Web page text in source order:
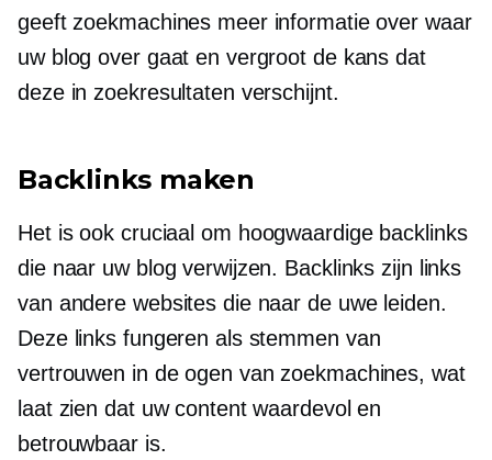
geeft zoekmachines meer informatie over waar
uw blog over gaat en vergroot de kans dat
deze in zoekresultaten verschijnt.
Backlinks maken
Het is ook cruciaal om hoogwaardigebacklinks
die naar uw blog verwijzen. Backlinks zijn links
van andere websites die naar de uwe leiden.
Deze links fungeren als stemmen van
vertrouwen in de ogen van zoekmachines, wat
laat zien dat uw content waardevol en
betrouwbaar is.